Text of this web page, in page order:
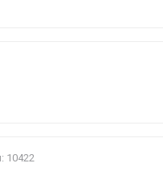
10422